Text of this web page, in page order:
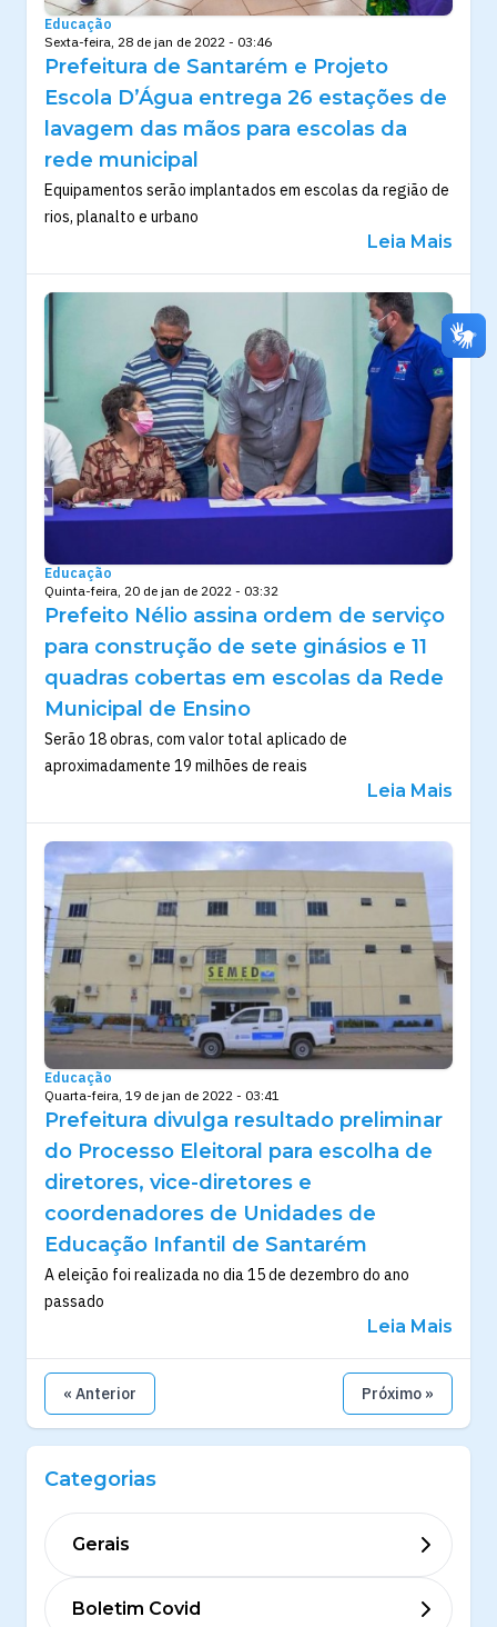
Educação
Sexta-feira, 28 de jan de 2022 - 03:46
Prefeitura de Santarém e Projeto
Escola D’Água entrega 26 estações de
lavagem das mãos para escolas da
rede municipal
Equipamentos serão implantados em escolas da região de
rios, planalto e urbano
Leia Mais
Educação
Quinta-feira, 20 de jan de 2022 - 03:32
Prefeito Nélio assina ordem de serviço
para construção de sete ginásios e 11
quadras cobertas em escolas da Rede
Municipal de Ensino
Serão 18 obras, com valor total aplicado de
aproximadamente 19 milhões de reais
Leia Mais
Educação
Quarta-feira, 19 de jan de 2022 - 03:41
Prefeitura divulga resultado preliminar
do Processo Eleitoral para escolha de
diretores, vice-diretores e
coordenadores de Unidades de
Educação Infantil de Santarém
A eleição foi realizada no dia 15 de dezembro do ano
passado
Leia Mais
« Anterior Próximo »
Categorias
Gerais
Boletim Covid